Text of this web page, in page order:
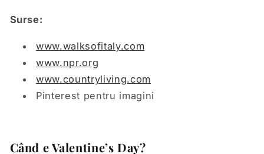
Surse:
www.walksofitaly.com
www.npr.org
www.countryliving.com
Pinterest pentru imagini
Când e Valentine’s Day?